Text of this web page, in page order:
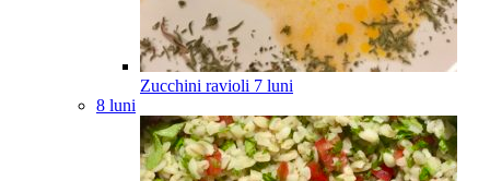
Zucchini ravioli 7 luni
8 luni